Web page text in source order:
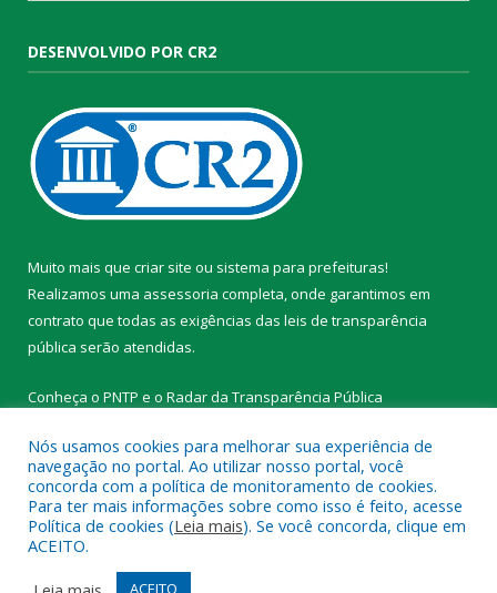
DESENVOLVIDO POR CR2
Muito mais que criar site ou sistema para prefeituras!
Realizamos uma assessoria completa, onde garantimos em
contrato que todas as exigências das leis de transparência
pública serão atendidas.
Conheça o PNTP e o Radar da Transparência Pública
Todos os direitos reservados a Prefeitura Municipal de
Tracuateua.
Mapa do Site Acessar Área Administrativa
Nós usamos cookies para melhorar sua experiência de
navegação no portal. Ao utilizar nosso portal, você
concorda com a política de monitoramento de cookies.
Para ter mais informações sobre como isso é feito, acesse
Política de cookies (Leia mais). Se você concorda, clique em
ACEITO.
ACEITO